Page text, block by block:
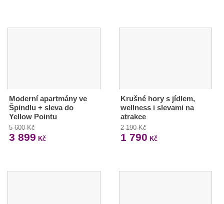
Moderní apartmány ve
Špindlu + sleva do
Yellow Pointu
5 600 Kč
3 899 Kč
Krušné hory s jídlem,
wellness i slevami na
atrakce
2 190 Kč
1 790 Kč